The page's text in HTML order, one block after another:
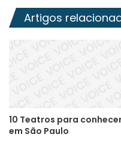
Artigos
10 Teatros para
em São Paulo